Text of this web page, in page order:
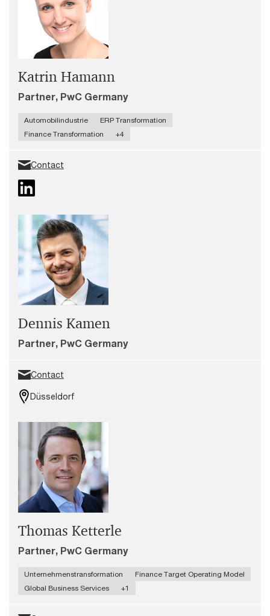
Katrin Hamann
Partner, PwC Germany
Automobilindustrie
ERP Transformation
Finance Transformation
+4
Contact
Dennis Kamen
Partner, PwC Germany
Contact
Düsseldorf
Thomas Ketterle
Partner, PwC Germany
Unternehmenstransformation
Finance Target Operating Model
Global Business Services
+1